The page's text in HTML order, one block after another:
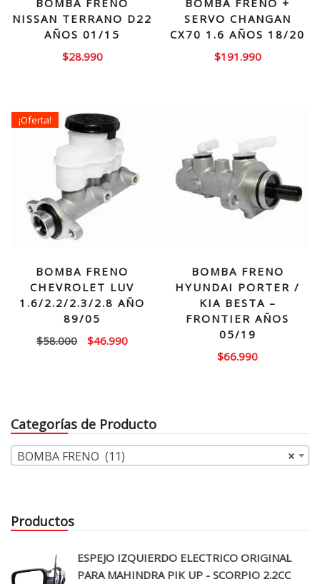
BOMBA FRENO
NISSAN TERRANO D22
AÑOS 01/15
$28.990
BOMBA FRENO +
SERVO CHANGAN
CX70 1.6 AÑOS 18/20
$191.990
¡Oferta!
BOMBA FRENO
CHEVROLET LUV
1.6/2.2/2.3/2.8 AÑO
89/05
$58.000
El
$46.990El
BOMBA FRENO
HYUNDAI PORTER /
KIA BESTA –
FRONTIER AÑOS
05/19
$66.990
Categorías de Producto
×
BOMBA FRENO (11)
Productos
ESPEJO IZQUIERDO ELECTRICO ORIGINAL
PARA MAHINDRA PIK UP - SCORPIO 2.2CC